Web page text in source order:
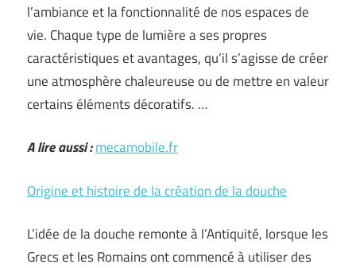
l’ambiance et la fonctionnalité de nos espaces de
vie. Chaque type de lumière a ses propres
caractéristiques et avantages, qu’il s’agisse de créer
une atmosphère chaleureuse ou de mettre en valeur
certains éléments décoratifs. …
A lire aussi :mecamobile.fr
Origine et histoire de la création de la douche
L’idée de la douche remonte à l’Antiquité, lorsque les
Grecs et les Romains ont commencé à utiliser des